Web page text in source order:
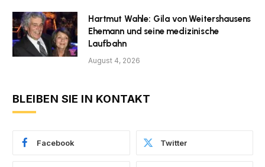
Hartmut Wahle: Gila von Weitershausens
Ehemann und seine medizinische
Laufbahn
August 4, 2026
BLEIBEN SIE IN KONTAKT
Facebook Twitter